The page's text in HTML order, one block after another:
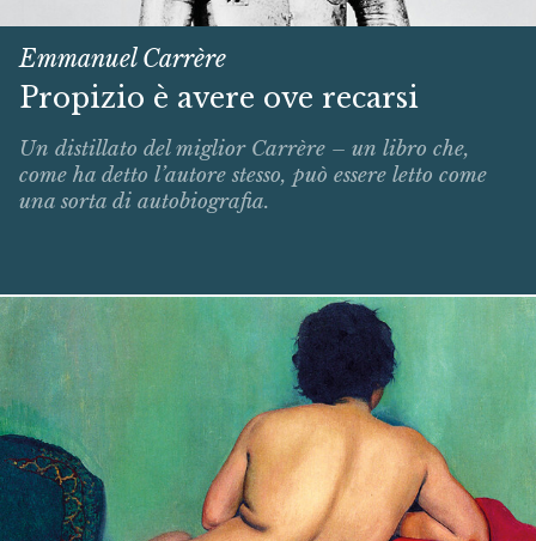
Emmanuel Carrère
Propizio è avere ove recarsi
Un distillato del miglior Carrère – un libro che,
come ha detto l’autore stesso, può essere letto come
una sorta di autobiografia.